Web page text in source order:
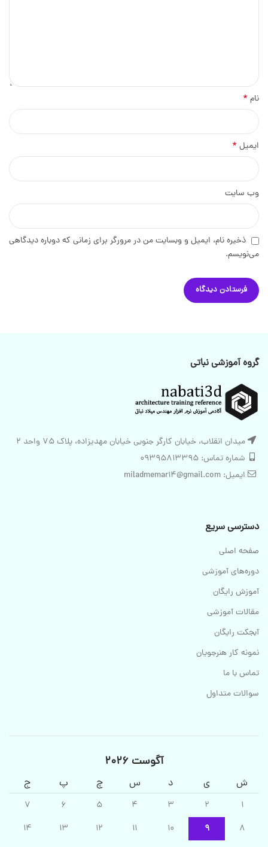
نام *
ایمیل *
وب‌ سایت
ذخیره نام، ایمیل و وبسایت من در مرورگر برای زمانی که دوباره دیدگاهی
می‌نویسم.
گروه آموزشی نباتی
میدان انقلاب، خیابان کارگر جنوبی خیابان مهدیزاده، پلاک 75 واحد 2
شماره تماس: 09395813395
ایمیل: miladmemar14@gmail.com
دسترسی سریع
صفحه اصلی
دوره‌های آموزشی
آموزش رایگان
مقالات آموزشی
آبجکت رایگان
نمونه کار هنرجویان
تماس با ما
سوالات متداول
آگوست 2026
ش ی د س چ پ ج
1
2
3
4
5
6
7
8
9
10
11
12
13
14